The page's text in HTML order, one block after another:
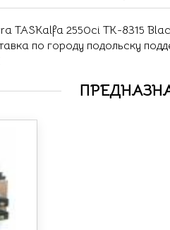
TASKalfa 2550ci TK-8315
по городу подольску